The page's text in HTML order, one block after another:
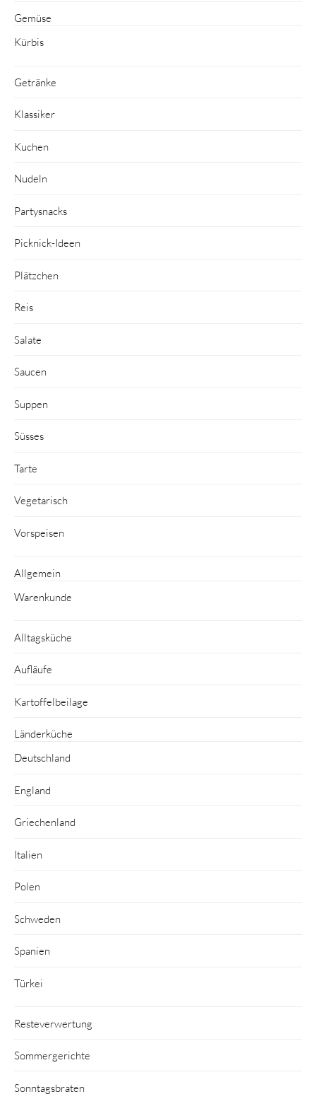
Gemüse
Kürbis
Getränke
Klassiker
Kuchen
Nudeln
Partysnacks
Picknick-Ideen
Plätzchen
Reis
Salate
Saucen
Suppen
Süsses
Tarte
Vegetarisch
Vorspeisen
Allgemein
Warenkunde
Alltagsküche
Aufläufe
Kartoffelbeilage
Länderküche
Deutschland
England
Griechenland
Italien
Polen
Schweden
Spanien
Türkei
Resteverwertung
Sommergerichte
Sonntagsbraten